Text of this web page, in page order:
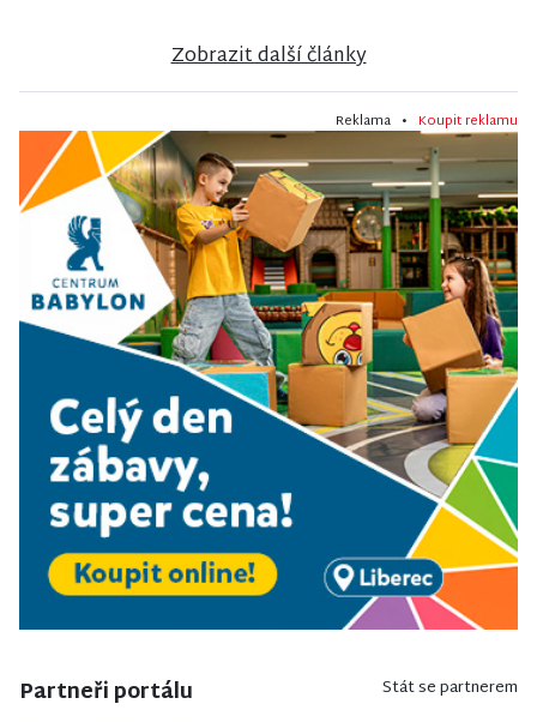
Zobrazit další články
Reklama • Koupit reklamu
Partneři portálu Stát se partnerem